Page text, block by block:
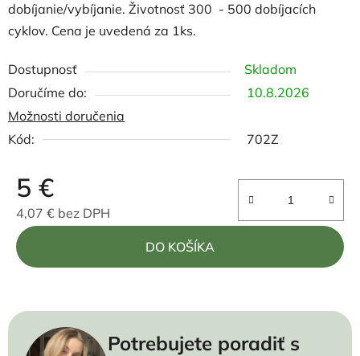
dobíjanie/vybíjanie. Životnosť 300 - 500 dobíjacích
cyklov. Cena je uvedená za 1ks.
Dostupnosť
Skladom
10.8.2026
Možnosti doručenia
Kód:
702Z
5 €
4,07 € bez DPH
Jednotková cena:
DO KOŠÍKA
Potrebujete poradiť s